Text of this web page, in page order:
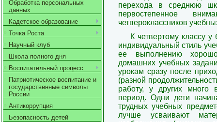
Обработка персональных
данных
Кадетское образование
Точка Роста
Научный клуб
Школа полного дня
Воспитательный процесс
Патриотическое воспитание и
государственные символы
России
Антикоррупция
Безопасность детей
перехода в среднюю
первостепенное
четвероклассников
К четвертому классу
индивидуальный стиль
ее выполнению
домашних учебных
урокам сразу после
(разной
работу, у других много
период. Одни дети
трудных учебных
лучше усваивают